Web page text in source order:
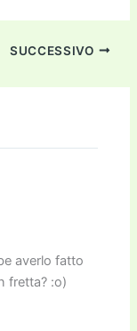
p
y
Li
k
k
e
dI
n
di
vi
SUCCESSIVO
averlo fatto
fretta? :o)